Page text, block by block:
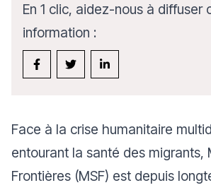
En 1 clic, aidez-nous à diffuser
information :
Face à la crise humanitaire
entourant la santé des migrants,
Frontières (MSF) est depuis